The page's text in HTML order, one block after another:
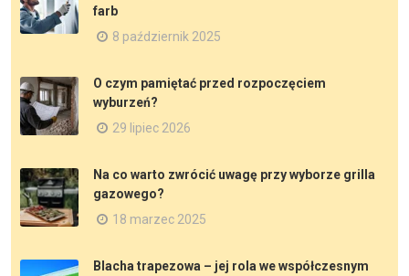
farb
8 październik 2025
O czym pamiętać przed rozpoczęciem
wyburzeń?
29 lipiec 2026
Na co warto zwrócić uwagę przy wyborze grilla
gazowego?
18 marzec 2025
Blacha trapezowa – jej rola we współczesnym